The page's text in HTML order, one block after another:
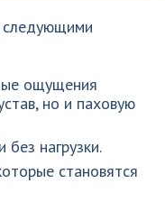
следующими
ощущения
но и паховую
нагрузки.
становятся